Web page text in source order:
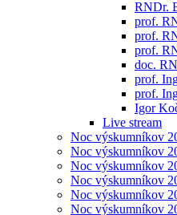
RNDr.
prof.
prof.
prof.
doc.
prof.
prof.
Igor
Live stream
Noc výskumníkov
Noc výskumníkov
Noc výskumníkov
Noc výskumníkov
Noc výskumníkov
Noc výskumníkov